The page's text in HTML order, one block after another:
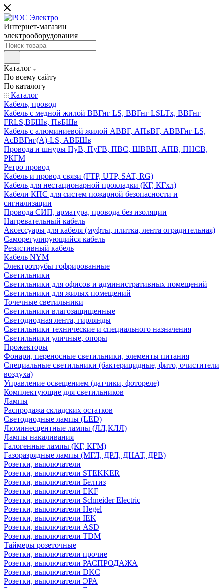
Интернет-магазин
электрооборудования
Каталог
По всему сайту
По каталогу
Каталог
Кабель, провод
Кабель с медной жилой ВВГнг LS, ВВГнг LSLTx, ВВГнг
FRLS,ВБШв, ПвБШв
Кабель с алюминиевой жилой АВВГ, АПвВГ, АВВГнг LS,
АсВВГнг(А)-LS, АВБШв
Провода и шнуры ПуВ, ПуГВ, ПВС, ШВВП, АПВ, ПНСВ,
РКГМ
Ретро провод
Кабель и провод связи (FTP, UTP, SAT, RG)
Кабель для нестационарной прокладки (КГ, КГхл)
Кабели КПС для систем пожарной безопасности и
сигнализации
Провода СИП, арматура, провода без изоляции
Нагревательный кабель
Аксессуары для кабеля (муфты, плитка, лента оградительная)
Саморегулирующийся кабель
Резистивный кабель
Кабель NYM
Электротрубы гофрированные
Светильники
Светильники для офисов и административных помещений
Светильники для жилых помещений
Точечные светильники
Светильники влагозащищенные
Светодиодная лента, гирлянды
Светильники технические и специального назначения
Светильники уличные, опоры
Прожекторы
Фонари, переносные светильники, элементы питания
Специальные светильники (бактерицидные, фито, очистители
воздуха)
Управление освещением (датчики, фотореле)
Комплектующие для светильников
Лампы
Распродажа складских остатков
Светодиодные лампы (LED)
Люминесцентные лампы (ЛЛ,КЛЛ)
Лампы накаливания
Галогенные лампы (КГ, КГМ)
Газоразрядные лампы (МГЛ, ДРЛ, ДНАТ, ДРВ)
Розетки, выключатели
Розетки, выключатели STEKKER
Розетки, выключатели Белтиз
Розетки, выключатели EKF
Розетки, выключатели Schneider Electric
Розетки, выключатели Hegel
Розетки, выключатели IEK
Розетки, выключатели ASD
Розетки, выключатели TDM
Таймеры розеточные
Розетки, выключатели прочие
Розетки, выключатели РАСПРОДАЖА
Розетки, выключатели DKC
Розетки, выключатели ЭРА